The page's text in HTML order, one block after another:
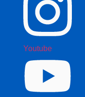
Youtube